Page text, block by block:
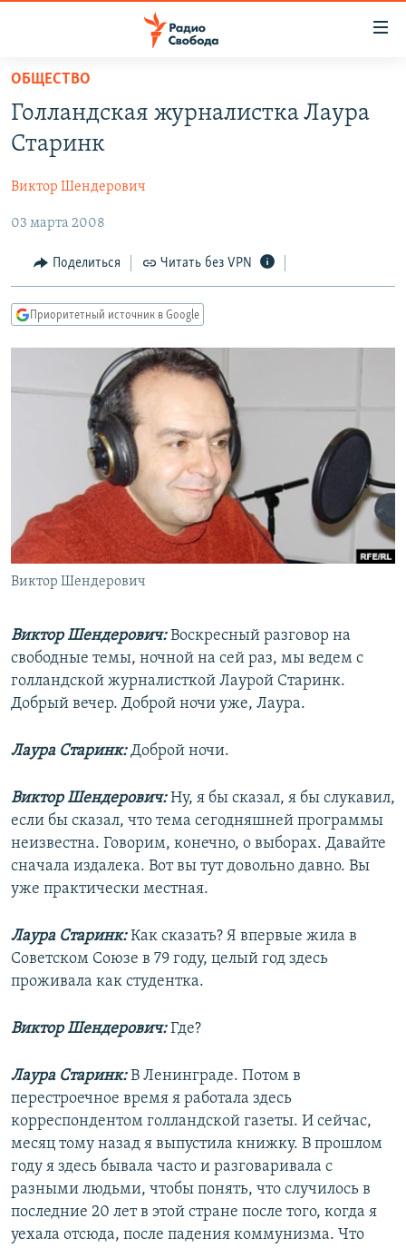
упрощенного
доступа
Вернуться
основному
Вернутся
главной
навигации
Вернутся
ПОДКАСТЫ
АВТОРСКИЕ ПРОЕКТЫ
ЦИТАТЫ СВОБОДЫ
МНЕНИЯ
КУЛЬТУРА
IDEL.РЕАЛИИ
КАВКАЗ.РЕАЛИИ
СЕВЕР.РЕАЛИИ
СИБИРЬ.РЕАЛИИ
РАСПИСАНИЕ ВЕЩАНИЯ
ПОДПИШИТЕСЬ НА РАССЫЛКУ
СОЦИАЛЬНЫЕ СЕТИ
Все сайты РСЕ/РС
ОБЩЕСТВО
Голландская журналистка Лаура
Старинк
Виктор Шендерович
03 марта 2008
Поделиться Читать без VPN
Приоритетный источник в Google
Виктор Шендерович
Виктор Шендерович:Воскресный разговор на
свободные темы, ночной на сей раз, мы ведем с
голландской журналисткой Лаурой Старинк.
Добрый вечер. Доброй ночи уже, Лаура.
Лаура Старинк:Доброй ночи.
Виктор Шендерович:Ну, я бы сказал, я бы слукавил,
если бы сказал, что тема сегодняшней программы
неизвестна. Говорим, конечно, о выборах. Давайте
сначала издалека. Вот вы тут довольно давно. Вы
уже практически местная.
Лаура Старинк:Как сказать? Я впервые жила в
Советском Союзе в 79 году, целый год здесь
проживала как студентка.
Виктор Шендерович:Где?
Лаура Старинк:В Ленинграде. Потом в
перестроечное время я работала здесь
корреспондентом голландской газеты. И сейчас,
месяц тому назад я выпустила книжку. В прошлом
году я здесь бывала часто и разговаривала с
разными людьми, чтобы понять, что случилось в
последние 20 лет в этой стране после того, когда я
уехала отсюда, после падения коммунизма. Что